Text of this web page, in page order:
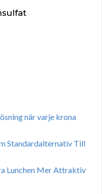
när varje krona
Standardalternativ Till
Lunchen Mer Attraktiv